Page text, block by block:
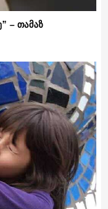
– თამაზ